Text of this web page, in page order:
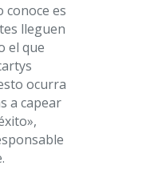
conoce es
lleguen
el que
ocurra
a capear